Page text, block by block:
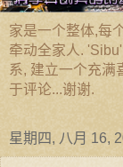
家是一个整体,每
牵动全家人.
系, 建立一个充满
于评论...谢谢.
星期四, 八月 16,